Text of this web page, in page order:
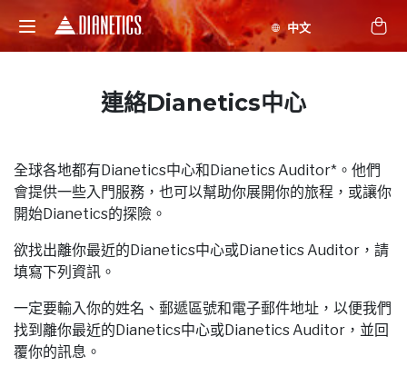
連絡Dianetics中心
全球各地都有Dianetics中心和Dianetics Auditor*。他們
會提供一些入門服務，也可以幫助你展開你的旅程，或讓你
開始Dianetics的探險。
欲找出離你最近的Dianetics中心或Dianetics Auditor，請
填寫下列資訊。
一定要輸入你的姓名、郵遞區號和電子郵件地址，以便我們
找到離你最近的Dianetics中心或Dianetics Auditor，並回
覆你的訊息。